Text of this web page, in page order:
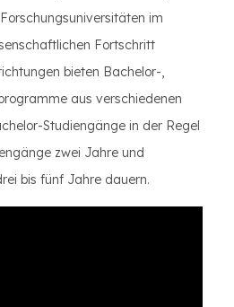
im
Fortschritt
bieten Bachelor-,
aus verschiedenen
Studiengänge in der Regel
zwei Jahre und
bis fünf Jahre dauern.